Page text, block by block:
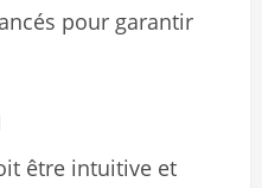
pour garantir
être intuitive et